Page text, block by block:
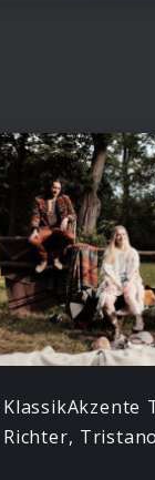
KlassikAkzente
Richter,